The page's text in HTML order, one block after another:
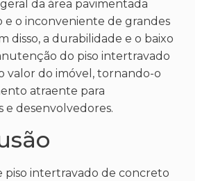
da área pavimentada
e o inconveniente de grandes
disso, a durabilidade e o baixo
do piso intertravado
valor do imóvel, tornando-o
atraente para
e desenvolvedores.
piso intertravado de concreto